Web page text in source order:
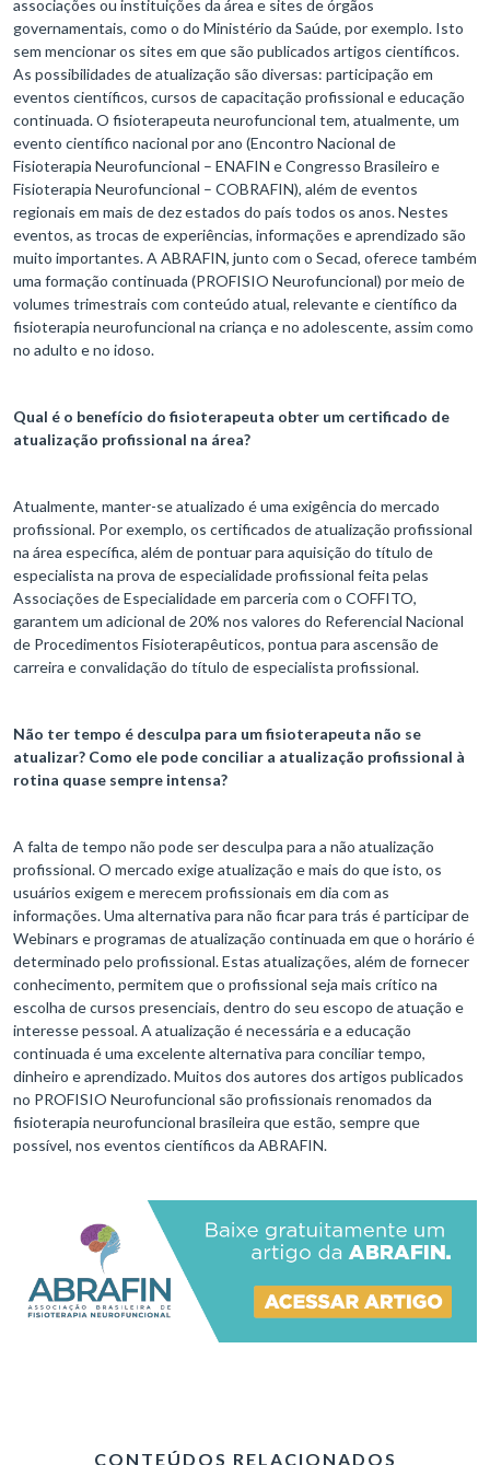
associações ou instituições da área e sites de órgãos
governamentais, como o do Ministério da Saúde, por exemplo. Isto
sem mencionar os sites em que são publicados artigos científicos.
As possibilidades de atualização são diversas: participação em
eventos científicos, cursos de capacitação profissional e educação
continuada. O fisioterapeuta neurofuncional tem, atualmente, um
evento científico nacional por ano (Encontro Nacional de
Fisioterapia Neurofuncional – ENAFIN e Congresso Brasileiro e
Fisioterapia Neurofuncional – COBRAFIN), além de eventos
regionais em mais de dez estados do país todos os anos. Nestes
eventos, as trocas de experiências, informações e aprendizado são
muito importantes. A ABRAFIN, junto com o Secad, oferece também
uma formação continuada (PROFISIO Neurofuncional) por meio de
volumes trimestrais com conteúdo atual, relevante e científico da
fisioterapia neurofuncional na criança e no adolescente, assim como
no adulto e no idoso.
Qual é o benefício do fisioterapeuta obter um certificado de
atualização profissional na área?
Atualmente, manter-se atualizado é uma exigência do mercado
profissional. Por exemplo, os certificados de atualização profissional
na área específica, além de pontuar para aquisição do título de
especialista na prova de especialidade profissional feita pelas
Associações de Especialidade em parceria com o COFFITO,
garantem um adicional de 20% nos valores do Referencial Nacional
de Procedimentos Fisioterapêuticos, pontua para ascensão de
carreira e convalidação do título de especialista profissional.
Não ter tempo é desculpa para um fisioterapeuta não se
atualizar? Como ele pode conciliar a atualização profissional à
rotina quase sempre intensa?
A falta de tempo não pode ser desculpa para a não atualização
profissional. O mercado exige atualização e mais do que isto, os
usuários exigem e merecem profissionais em dia com as
informações. Uma alternativa para não ficar para trás é participar de
Webinars e programas de atualização continuada em que o horário é
determinado pelo profissional. Estas atualizações, além de fornecer
conhecimento, permitem que o profissional seja mais crítico na
escolha de cursos presenciais, dentro do seu escopo de atuação e
interesse pessoal. A atualização é necessária e a educação
continuada é uma excelente alternativa para conciliar tempo,
dinheiro e aprendizado. Muitos dos autores dos artigos publicados
no PROFISIO Neurofuncional são profissionais renomados da
fisioterapia neurofuncional brasileira que estão, sempre que
possível, nos eventos científicos da ABRAFIN.
CONTEÚDOS RELACIONADOS